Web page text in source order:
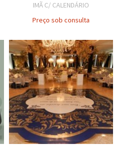
IMÃ C/ CALENDÁRIO
Preço sob consulta